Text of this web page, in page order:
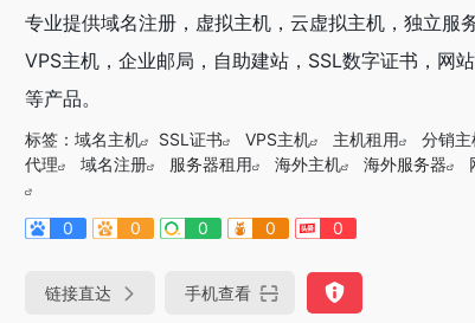
专业提供域名注册，虚拟主机，云虚拟主机，独立服
VPS主机，企业邮局，自助建站，SSL数字证书，网
等产品。
标签： 域名主机 SSL证书 VPS主机 主机租用 分销主
代理
域名注册 服务器租用 海外主机 海外服务器
0 0 0 0 0
链接直达 手机查看